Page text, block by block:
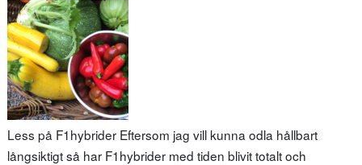
Less på F1hybrider Eftersom jag vill kunna odla hållbart
långsiktigt så har F1hybrider med tiden blivit totalt och